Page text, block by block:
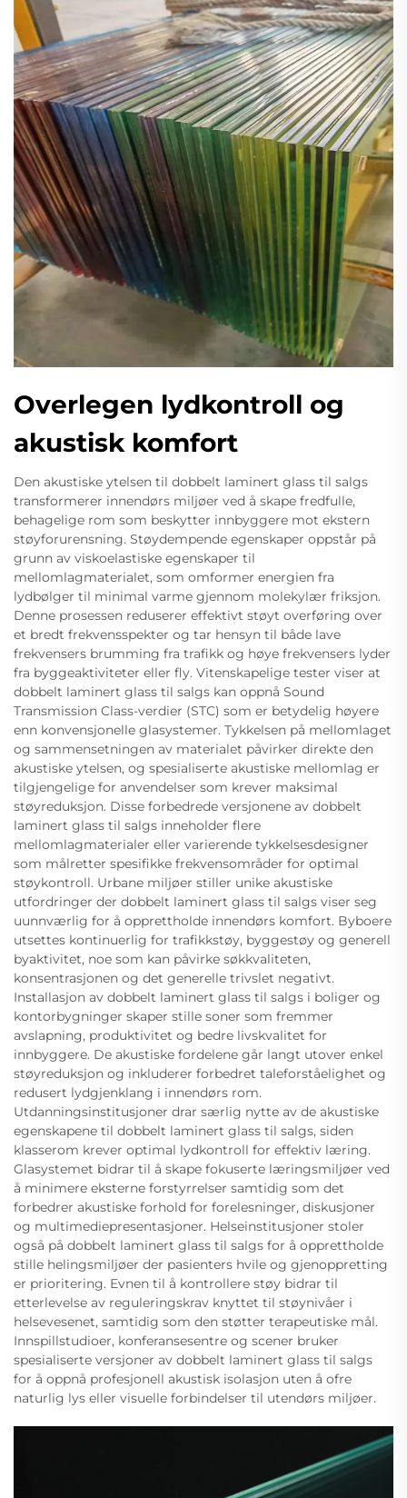
Overlegen lydkontroll og
akustisk komfort
Den akustiske ytelsen til dobbelt laminert glass til salgs
transformerer innendørs miljøer ved å skape fredfulle,
behagelige rom som beskytter innbyggere mot ekstern
støyforurensning. Støydempende egenskaper oppstår på
grunn av viskoelastiske egenskaper til
mellomlagmaterialet, som omformer energien fra
lydbølger til minimal varme gjennom molekylær friksjon.
Denne prosessen reduserer effektivt støyt overføring over
et bredt frekvensspekter og tar hensyn til både lave
frekvensers brumming fra trafikk og høye frekvensers lyder
fra byggeaktiviteter eller fly. Vitenskapelige tester viser at
dobbelt laminert glass til salgs kan oppnå Sound
Transmission Class-verdier (STC) som er betydelig høyere
enn konvensjonelle glasystemer. Tykkelsen på mellomlaget
og sammensetningen av materialet påvirker direkte den
akustiske ytelsen, og spesialiserte akustiske mellomlag er
tilgjengelige for anvendelser som krever maksimal
støyreduksjon. Disse forbedrede versjonene av dobbelt
laminert glass til salgs inneholder flere
mellomlagmaterialer eller varierende tykkelsesdesigner
som målretter spesifikke frekvensområder for optimal
støykontroll. Urbane miljøer stiller unike akustiske
utfordringer der dobbelt laminert glass til salgs viser seg
uunnværlig for å opprettholde innendørs komfort. Byboere
utsettes kontinuerlig for trafikkstøy, byggestøy og generell
byaktivitet, noe som kan påvirke søkkvaliteten,
konsentrasjonen og det generelle trivslet negativt.
Installasjon av dobbelt laminert glass til salgs i boliger og
kontorbygninger skaper stille soner som fremmer
avslapning, produktivitet og bedre livskvalitet for
innbyggere. De akustiske fordelene går langt utover enkel
støyreduksjon og inkluderer forbedret taleforståelighet og
redusert lydgjenklang i innendørs rom.
Utdanningsinstitusjoner drar særlig nytte av de akustiske
egenskapene til dobbelt laminert glass til salgs, siden
klasserom krever optimal lydkontroll for effektiv læring.
Glasystemet bidrar til å skape fokuserte læringsmiljøer ved
å minimere eksterne forstyrrelser samtidig som det
forbedrer akustiske forhold for forelesninger, diskusjoner
og multimediepresentasjoner. Helseinstitusjoner stoler
også på dobbelt laminert glass til salgs for å opprettholde
stille helingsmiljøer der pasienters hvile og gjenoppretting
er prioritering. Evnen til å kontrollere støy bidrar til
etterlevelse av reguleringskrav knyttet til støynivåer i
helsevesenet, samtidig som den støtter terapeutiske mål.
Innspillstudioer, konferansesentre og scener bruker
spesialiserte versjoner av dobbelt laminert glass til salgs
for å oppnå profesjonell akustisk isolasjon uten å ofre
naturlig lys eller visuelle forbindelser til utendørs miljøer.